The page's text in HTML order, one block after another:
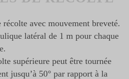
avec mouvement breveté.
latéral de 1 m pour chaque
supérieure peut être tournée
jusqu’à 50° par rapport à la